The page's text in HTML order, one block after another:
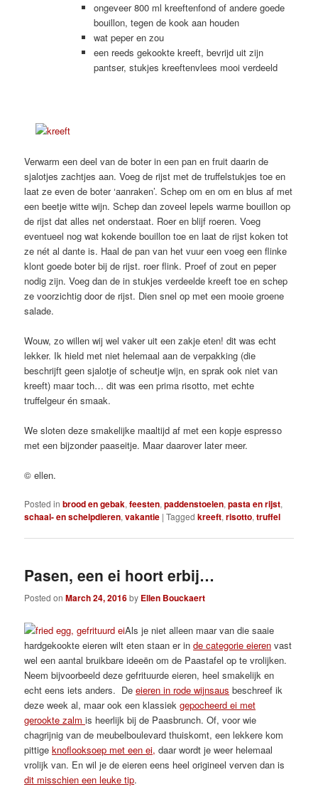
ongeveer 800 ml kreeftenfond of andere goede
bouillon, tegen de kook aan houden
wat peper en zou
een reeds gekookte kreeft, bevrijd uit zijn
pantser, stukjes kreeftenvlees mooi verdeeld
Verwarm een deel van de boter in een pan en fruit daarin de
sjalotjes zachtjes aan. Voeg de rijst met de truffelstukjes toe en
laat ze even de boter ‘aanraken’. Schep om en om en blus af met
een beetje witte wijn. Schep dan zoveel lepels warme bouillon op
de rijst dat alles net onderstaat. Roer en blijf roeren. Voeg
eventueel nog wat kokende bouillon toe en laat de rijst koken tot
ze nét al dante is. Haal de pan van het vuur een voeg een flinke
klont goede boter bij de rijst. roer flink. Proef of zout en peper
nodig zijn. Voeg dan de in stukjes verdeelde kreeft toe en schep
ze voorzichtig door de rijst. Dien snel op met een mooie groene
salade.
Wouw, zo willen wij wel vaker uit een zakje eten! dit was echt
lekker. Ik hield met niet helemaal aan de verpakking (die
beschrijft geen sjalotje of scheutje wijn, en sprak ook niet van
kreeft) maar toch… dit was een prima risotto, met echte
truffelgeur én smaak.
We sloten deze smakelijke maaltijd af met een kopje espresso
met een bijzonder paaseitje. Maar daarover later meer.
© ellen.
Posted in brood en gebak,feesten,paddenstoelen,pasta en rijst,
schaal- en schelpdieren,vakantie |Tagged kreeft,risotto,truffel
Pasen, een ei hoort erbij…
Posted onMarch 24, 2016by Ellen Bouckaert
Als je niet alleen maar van die saaie
hardgekookte eieren wilt eten staan er inde categorie eieren vast
wel een aantal bruikbare ideeën om de Paastafel op te vrolijken.
Neem bijvoorbeeld deze gefrituurde eieren, heel smakelijk en
echt eens iets anders. Deeieren in rode wijnsaus beschreef ik
deze week al, maar ook een klassiekgepocheerd ei met
gerookte zalmis heerlijk bij de Paasbrunch. Of, voor wie
chagrijnig van de meubelboulevard thuiskomt, een lekkere kom
pittigeknoflooksoep met een ei, daar wordt je weer helemaal
vrolijk van. En wil je de eieren eens heel origineel verven dan is
dit misschien een leuke tip.